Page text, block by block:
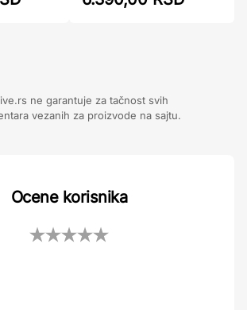
ne garantuje za tačnost svih
vezanih za proizvode na sajtu.
Ocene korisnika